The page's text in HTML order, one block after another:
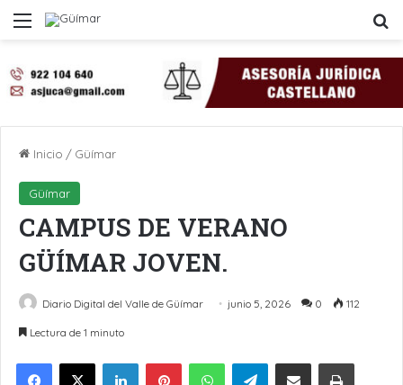
Menú
Inicio / Güímar
Güímar
CAMPUS DE VERANO
GÜÍMAR JOVEN.
Diario Digital del Valle de Güímar junio 5, 2026 0 112
Lectura de 1 minuto
LinkedInPinterestWhatsAppTelegramCompartir por Email Imprimir